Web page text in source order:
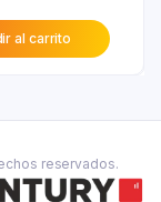
original
era:
precio
actual
al carrito
reservados.